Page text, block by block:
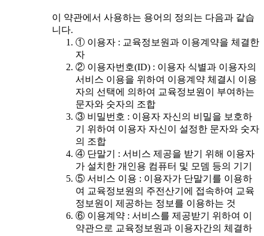
이 약관에서 사용하는 용어의 정의는 다음과 같습
니다.
① 이용자 : 교육정보원과 이용계약을 체결한
자
② 이용자번호(ID) : 이용자 식별과 이용자의
서비스 이용을 위하여 이용계약 체결시 이용
자의 선택에 의하여 교육정보원이 부여하는
문자와 숫자의 조합
③ 비밀번호 : 이용자 자신의 비밀을 보호하
기 위하여 이용자 자신이 설정한 문자와 숫자
의 조합
④ 단말기 : 서비스 제공을 받기 위해 이용자
가 설치한 개인용 컴퓨터 및 모뎀 등의 기기
⑤ 서비스 이용 : 이용자가 단말기를 이용하
여 교육정보원의 주전산기에 접속하여 교육
정보원이 제공하는 정보를 이용하는 것
⑥ 이용계약 : 서비스를 제공받기 위하여 이
약관으로 교육정보원과 이용자간의 체결하